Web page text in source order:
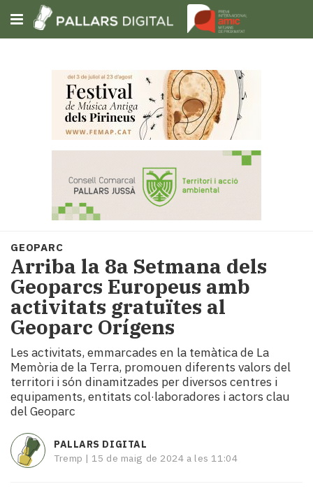
Subscriu-t'hi
Portada
Societat
Política
i
municipis
Economia
i
turisme
Cultura
Esports
Mai
tant!
i
mitjans
El
GEOPARC
Arriba la 8a Setmana dels
Geoparcs Europeus amb
activitats gratuïtes al
Geoparc Orígens
Les activitats, emmarcades en la temàtica de La
Memòria de la Terra, promouen diferents valors del
territori i són dinamitzades per diversos centres i
equipaments, entitats col·laboradores i actors clau
del Geoparc
PALLARS DIGITAL
Tremp | 15 de maig de 2024 a les 11:04